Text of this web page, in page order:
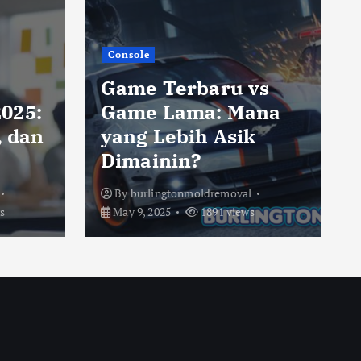
dan
Console
Game Terbaru vs
Game Lama: Mana
yang Lebih Asik
Dimainin?
Byburlingtonmoldremoval
May 9, 2025
1891 views